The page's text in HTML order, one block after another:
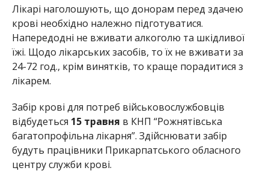
Лікарі наголошують, що донорам перед здачею
крові необхідно належно підготуватися.
Напередодні не вживати алкоголю та шкідливої
їжі. Щодо лікарських засобів, то їх не вживати за
24-72 год., крім винятків, то краще порадитися з
лікарем.
Забір крові для потреб військовослужбовців
відбудеться 15 травня в КНП “Рожнятівська
багатопрофільна лікарня”. Здійснювати забір
будуть працівники Прикарпатського обласного
центру служби крові.